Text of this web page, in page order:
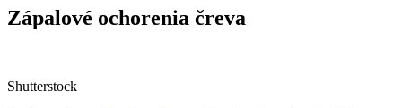
Zápalové ochorenia čreva
Shutterstock